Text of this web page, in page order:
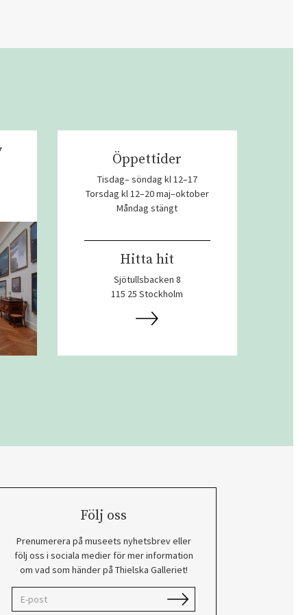
Öppettider
Tisdag– söndag kl 12–17
Torsdag kl 12–20 maj–oktober
Måndag stängt
Hitta hit
Sjötullsbacken 8
115 25 Stockholm
Följ oss
Prenumerera på museets nyhetsbrev eller
följ oss i sociala medier för mer information
om vad som händer på Thielska Galleriet!